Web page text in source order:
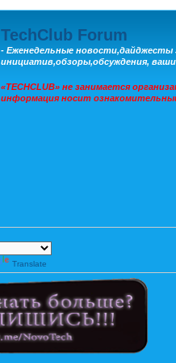
TechClub Forum
- Еженедельные новости,дайджесты
инициатив,обзоры,обсуждения,
«TECHCLUB» не занимается
информация носит
Translate